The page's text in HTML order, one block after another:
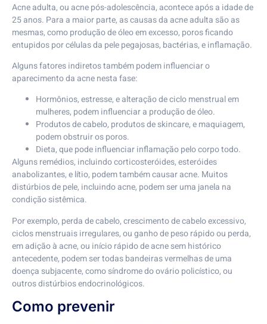
Acne adulta, ou acne pós-adolescência, acontece após a idade de
25 anos. Para a maior parte, as causas da acne adulta são as
mesmas, como produção de óleo em excesso, poros ficando
entupidos por células da pele pegajosas, bactérias, e inflamação.
Alguns fatores indiretos também podem influenciar o
aparecimento da acne nesta fase:
Hormônios, estresse, e alteração de ciclo menstrual em
mulheres, podem influenciar a produção de óleo.
Produtos de cabelo, produtos de skincare, e maquiagem,
podem obstruir os poros.
Dieta, que pode influenciar inflamação pelo corpo todo.
Alguns remédios, incluindo corticosteróides, esteróides
anabolizantes, e lítio, podem também causar acne. Muitos
distúrbios de pele, incluindo acne, podem ser uma janela na
condição sistêmica.
Por exemplo, perda de cabelo, crescimento de cabelo excessivo,
ciclos menstruais irregulares, ou ganho de peso rápido ou perda,
em adição à acne, ou início rápido de acne sem histórico
antecedente, podem ser todas bandeiras vermelhas de uma
doença subjacente, como síndrome do ovário policístico, ou
outros distúrbios endocrinológicos.
Como prevenir